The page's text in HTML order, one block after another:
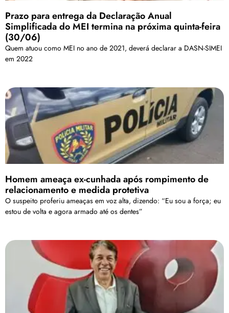
Prazo para entrega da Declaração Anual
Simplificada do MEI termina na próxima quinta-feira
(30/06)
Quem atuou como MEI no ano de 2021, deverá declarar a DASN-SIMEI
em 2022
Homem ameaça ex-cunhada após rompimento de
relacionamento e medida protetiva
O suspeito proferiu ameaças em voz alta, dizendo: “Eu sou a força; eu
estou de volta e agora armado até os dentes”